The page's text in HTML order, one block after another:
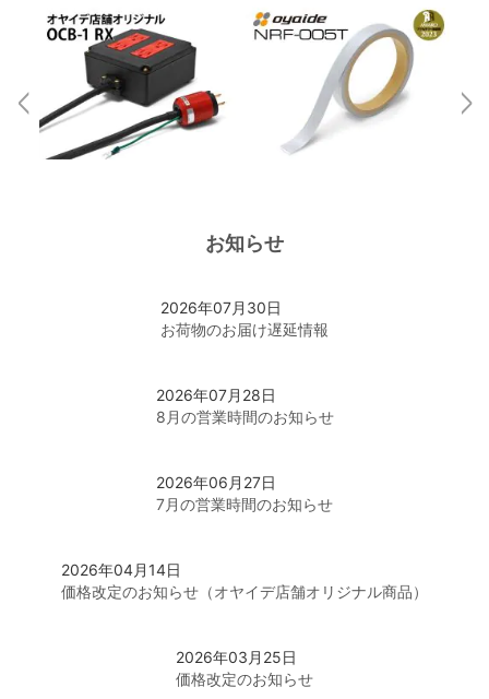
その他特殊電線
産業電線 特価処分品
オーディオ機器配線
ヘッドホン・イヤホンリケーブル
ポータブルオーディオ用プラグ
オーディオ用プラグ（RCA/XLR/BNC/F）
スピーカー用プラグ（バナナ/Yラグ/ファストン)
インシュレータースパイク
お知らせ
2026年07月30日
お荷物のお届け遅延情報
2026年07月28日
8月の営業時間のお知らせ
2026年06月27日
7月の営業時間のお知らせ
2026年04月14日
価格改定のお知らせ（オヤイデ店舗オリジナル商品）
2026年03月25日
価格改定のお知らせ